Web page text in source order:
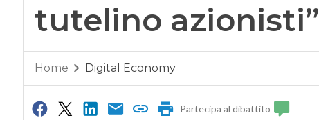
tutelino azionisti”
Home Digital Economy
Partecipa al dibattito